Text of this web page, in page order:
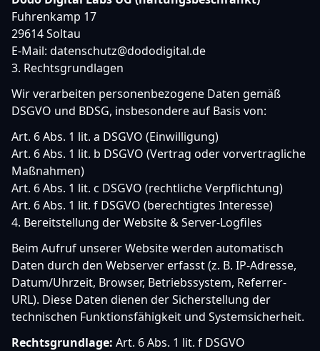
Fuhrenkamp 17
29614 Soltau
E-Mail: datenschutz@dododigital.de
3. Rechtsgrundlagen
Wir verarbeiten personenbezogene Daten gemäß
DSGVO und BDSG, insbesondere auf Basis von:
Art. 6 Abs. 1 lit. a DSGVO (Einwilligung)
Art. 6 Abs. 1 lit. b DSGVO (Vertrag oder vorvertragliche
Maßnahmen)
Art. 6 Abs. 1 lit. c DSGVO (rechtliche Verpflichtung)
Art. 6 Abs. 1 lit. f DSGVO (berechtigtes Interesse)
4. Bereitstellung der Website & Server-Logfiles
Beim Aufruf unserer Website werden automatisch
Daten durch den Webserver erfasst (z. B. IP-Adresse,
Datum/Uhrzeit, Browser, Betriebssystem, Referrer-
URL). Diese Daten dienen der Sicherstellung der
technischen Funktionsfähigkeit und Systemsicherheit.
Rechtsgrundlage: Art. 6 Abs. 1 lit. f DSGVO